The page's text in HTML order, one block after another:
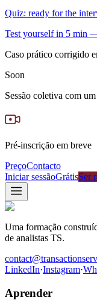
Quiz: ready for the
Test yourself in 5 min
Caso prático corrigido
Soon
Sessão coletiva com
Pré-inscrição em breve
PreçoContacto
Iniciar sessãoGrátisSer
Uma formação
de analistas TS.
LinkedIn·Instagram·
Aprender